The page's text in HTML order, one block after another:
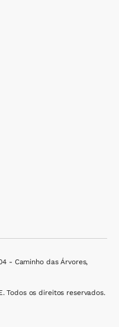
- Caminho das Árvores,
Todos os direitos reservados.